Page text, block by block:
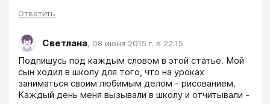
Ответить
Светлана, 08 июня 2015 г. в 22:15
Подпишусь под каждым словом в этой статье. Мой
сын ходил в школу для того, что на уроках
заниматься своим любимым делом - рисованием.
Каждый день меня вызывали в школу и отчитывали -